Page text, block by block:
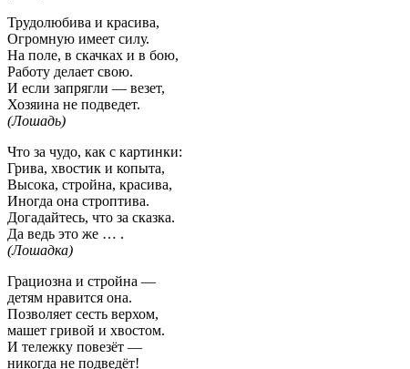
Трудолюбива и красива,
Огромную имеет силу.
На поле, в скачках и в бою,
Работу делает свою.
И если запрягли — везет,
Хозяина не подведет.
(Лошадь)
Что за чудо, как с картинки:
Грива, хвостик и копыта,
Высока, стройна, красива,
Иногда она строптива.
Догадайтесь, что за сказка.
Да ведь это же … .
(Лошадка)
Грациозна и стройна —
детям нравится она.
Позволяет сесть верхом,
машет гривой и хвостом.
И тележку повезёт —
никогда не подведёт!